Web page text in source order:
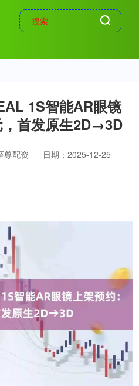
1S智能AR眼镜
首发原生2D→3D
尊配资
日期：2025-12-25